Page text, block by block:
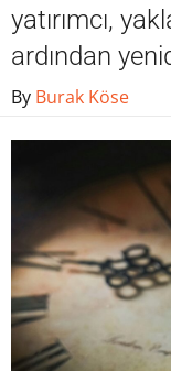
yatırımcı,
ardından
By Burak Köse